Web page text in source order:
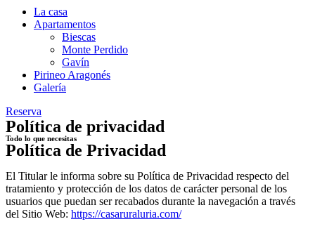
La casa
Apartamentos
Biescas
Monte Perdido
Gavín
Pirineo Aragonés
Galería
Reserva
Política de privacidad
Todo lo que necesitas
Política de Privacidad
El Titular le informa sobre su Política de Privacidad respecto del
tratamiento y protección de los datos de carácter personal de los
usuarios que puedan ser recabados durante la navegación a través
del Sitio Web: https://casaruraluria.com/